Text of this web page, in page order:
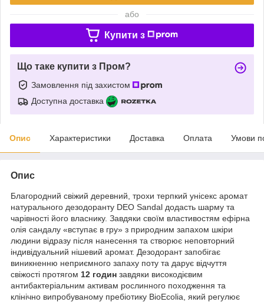
або
Купити з
Що таке купити з Пром?
Замовлення під захистом
Доступна доставка
Опис Характеристики Доставка Оплата Умови
Опис
Благородний свіжий деревний, трохи терпкий унісекс аромат
натурального дезодоранту DEO Sandal додасть шарму та
чарівності його власнику. Завдяки своїм властивостям ефірна
олія сандалу «вступає в гру» з природним запахом шкіри
людини відразу після нанесення та створює неповторний
індивідуальний нішевий аромат. Дезодорант запобігає
виникненню неприємного запаху поту та дарує відчуття
свіжості протягом 12 годин завдяки високодієвим
антибактеріальним активам рослинного походження та
клінічно випробуваному пребіотику BioEcolia, який регулює